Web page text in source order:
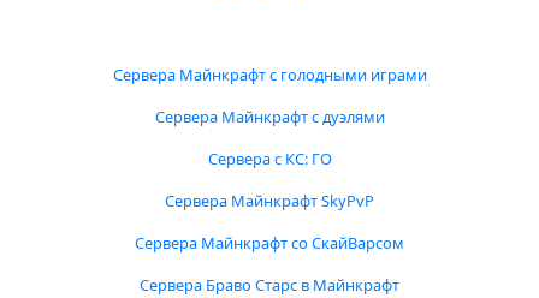
Сервера Майнкрафт с голодными играми
Сервера Майнкрафт с дуэлями
Сервера с КС: ГО
Сервера Майнкрафт SkyPvP
Сервера Майнкрафт со СкайВарсом
Сервера Браво Старс в Майнкрафт